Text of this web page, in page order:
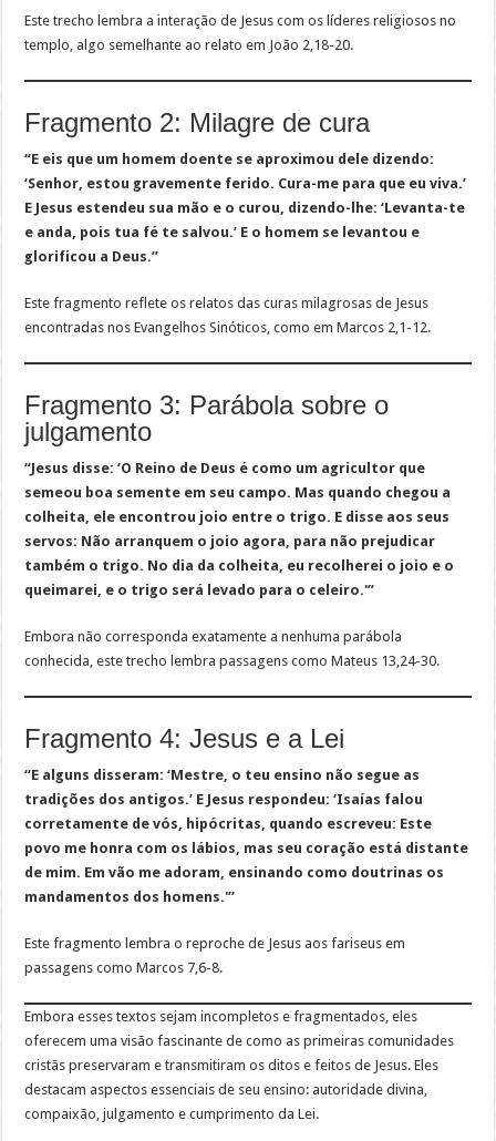
Este trecho lembra a interação de Jesus com os líderes religiosos no
templo, algo semelhante ao relato em João 2,18-20.
Fragmento 2: Milagre de cura
“E eis que um homem doente se aproximou dele dizendo:
‘Senhor, estou gravemente ferido. Cura-me para que eu viva.’
E Jesus estendeu sua mão e o curou, dizendo-lhe: ‘Levanta-te
e anda, pois tua fé te salvou.’ E o homem se levantou e
glorificou a Deus.”
Este fragmento reflete os relatos das curas milagrosas de Jesus
encontradas nos Evangelhos Sinóticos, como em Marcos 2,1-12.
Fragmento 3: Parábola sobre o
julgamento
“Jesus disse: ‘O Reino de Deus é como um agricultor que
semeou boa semente em seu campo. Mas quando chegou a
colheita, ele encontrou joio entre o trigo. E disse aos seus
servos: Não arranquem o joio agora, para não prejudicar
também o trigo. No dia da colheita, eu recolherei o joio e o
queimarei, e o trigo será levado para o celeiro.'”
Embora não corresponda exatamente a nenhuma parábola
conhecida, este trecho lembra passagens como Mateus 13,24-30.
Fragmento 4: Jesus e a Lei
“E alguns disseram: ‘Mestre, o teu ensino não segue as
tradições dos antigos.’ E Jesus respondeu: ‘Isaías falou
corretamente de vós, hipócritas, quando escreveu: Este
povo me honra com os lábios, mas seu coração está distante
de mim. Em vão me adoram, ensinando como doutrinas os
mandamentos dos homens.'”
Este fragmento lembra o reproche de Jesus aos fariseus em
passagens como Marcos 7,6-8.
Embora esses textos sejam incompletos e fragmentados, eles
oferecem uma visão fascinante de como as primeiras comunidades
cristãs preservaram e transmitiram os ditos e feitos de Jesus. Eles
destacam aspectos essenciais de seu ensino: autoridade divina,
compaixão, julgamento e cumprimento da Lei.